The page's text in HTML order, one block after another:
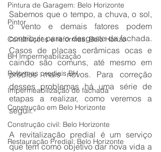
Pintura de Garagem: Belo Horizonte
Pintor
Construções e reformas: Belo Horizo
BH Impermeabilização
Reformas prediais BH
Impermeabilização de fachada
Construção em Belo Horizonte
Construção civil: Belo Horizonte
Restauração Predial: Belo Horizonte
Sabemos que o tempo, a chuva, o sol,
o vento e demais fatores podem
contribuir para o desgaste da fachada.
Casos de placas cerâmicas ocas e
caindo são comuns, até mesmo em
prédios mais novos. Para correção
desses problemas há uma série de
etapas a realizar, como veremos a
seguir.
A revitalização predial é um serviço
que tem como objetivo dar nova vida a